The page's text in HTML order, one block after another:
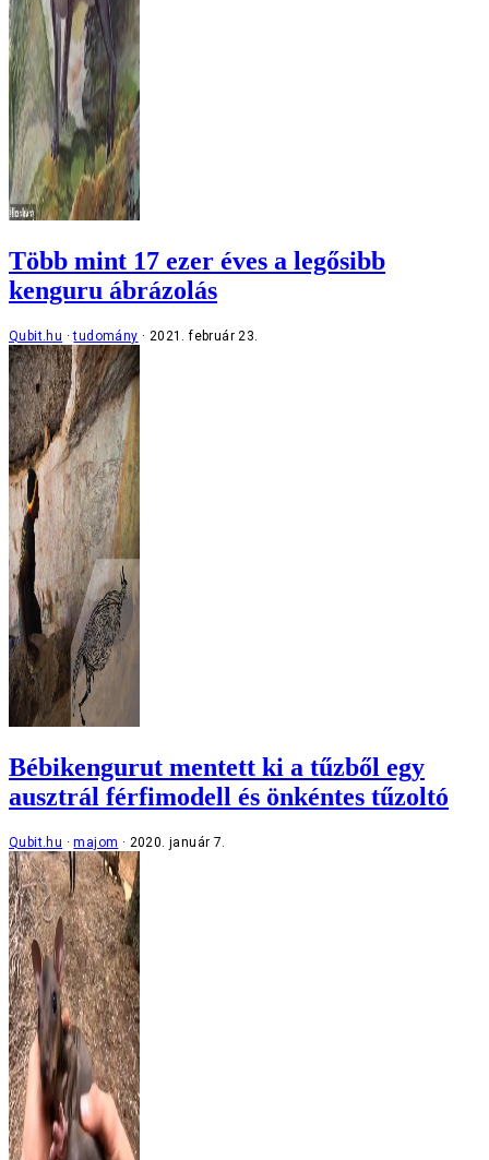
Több mint 17 ezer éves a legősibb
kenguru ábrázolás
Qubit.hu tudomány 2021. február 23.
Bébikengurut mentett ki a tűzből egy
ausztrál férfimodell és önkéntes tűzoltó
Qubit.hu majom 2020. január 7.